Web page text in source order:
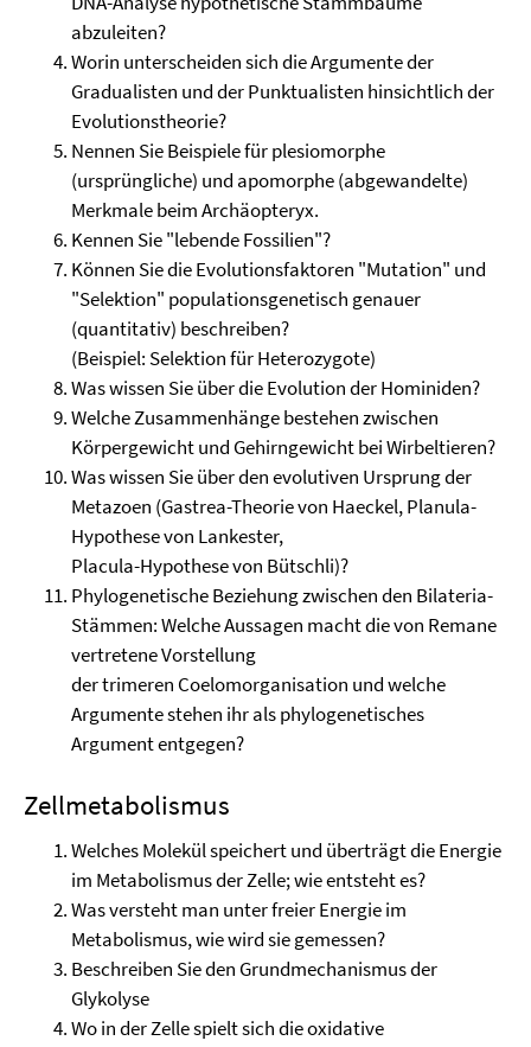
abzuleiten?
Worin unterscheiden sich die Argumente der
Gradualisten und der Punktualisten hinsichtlich der
Evolutionstheorie?
Nennen Sie Beispiele für plesiomorphe
(ursprüngliche) und apomorphe (abgewandelte)
Merkmale beim Archäopteryx.
Kennen Sie "lebende Fossilien"?
Können Sie die Evolutionsfaktoren "Mutation" und
"Selektion" populationsgenetisch genauer
(quantitativ) beschreiben?
(Beispiel: Selektion für Heterozygote)
Was wissen Sie über die Evolution der Hominiden?
Welche Zusammenhänge bestehen zwischen
Körpergewicht und Gehirngewicht bei Wirbeltieren?
Was wissen Sie über den evolutiven Ursprung der
Metazoen (Gastrea-Theorie von Haeckel, Planula-
Hypothese von Lankester,
Placula-Hypothese von Bütschli)?
Phylogenetische Beziehung zwischen den Bilateria-
Stämmen: Welche Aussagen macht die von Remane
vertretene Vorstellung
der trimeren Coelomorganisation und welche
Argumente stehen ihr als phylogenetisches
Argument entgegen?
Zellmetabolismus
Welches Molekül speichert und überträgt die Energie
im Metabolismus der Zelle; wie entsteht es?
Was versteht man unter freier Energie im
Metabolismus, wie wird sie gemessen?
Beschreiben Sie den Grundmechanismus der
Glykolyse
Wo in der Zelle spielt sich die oxidative